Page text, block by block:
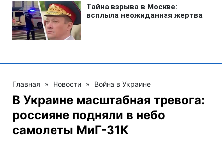
Главная » Новости » Война в Украине
В Украине масштабная тревога:
россияне подняли в небо
самолеты МиГ-31К